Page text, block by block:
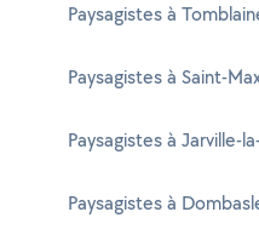
Paysagistes à
Paysagistes à Saint-
Paysagistes à Jarville-
Paysagistes à